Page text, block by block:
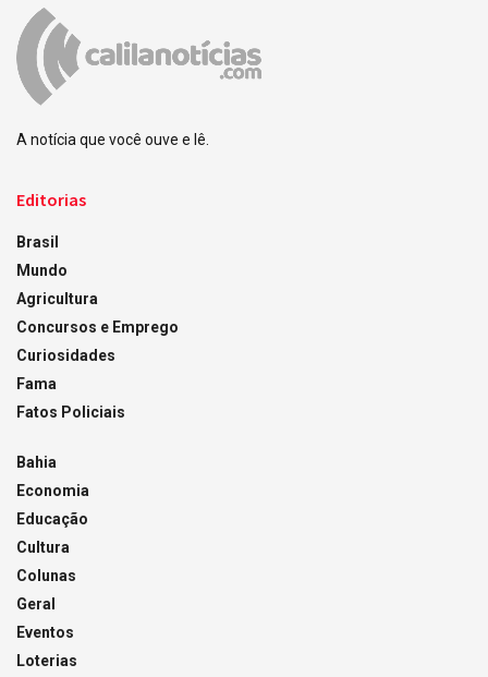
A notícia que você ouve e lê.
Editorias
Brasil
Mundo
Agricultura
Concursos e Emprego
Curiosidades
Fama
Fatos Policiais
Bahia
Economia
Educação
Cultura
Colunas
Geral
Eventos
Loterias